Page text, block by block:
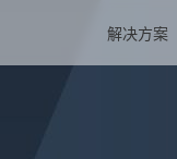
解决方案